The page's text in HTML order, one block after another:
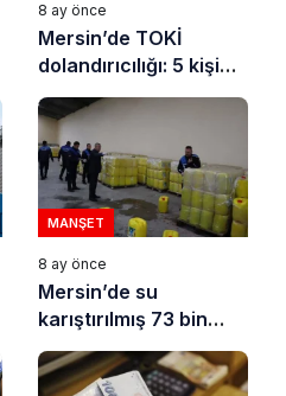
8 ay önce
Mersin’de TOKİ
dolandırıcılığı: 5 kişi
tutuklandı
MANŞET
8 ay önce
Mersin’de su
karıştırılmış 73 bin
litre sıvı yağ ele
geçirildi